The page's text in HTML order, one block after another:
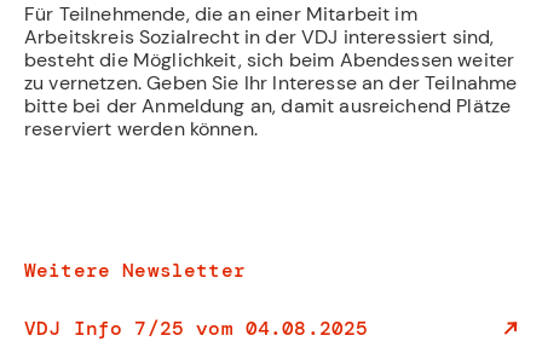
Für Teilnehmende, die an einer Mitarbeit im
Arbeitskreis Sozialrecht in der VDJ interessiert sind,
besteht die Möglichkeit, sich beim Abendessen weiter
zu vernetzen. Geben Sie Ihr Interesse an der Teilnahme
bitte bei der Anmeldung an, damit ausreichend Plätze
reserviert werden können.
Weitere Newsletter
VDJ Info 7/25 vom 04.08.2025